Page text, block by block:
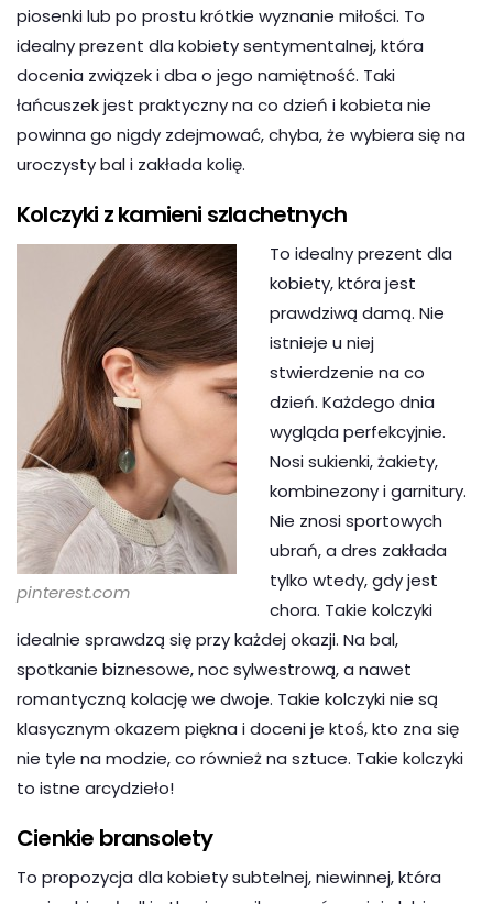
piosenki lub po prostu krótkie wyznanie miłości. To
idealny prezent dla kobiety sentymentalnej, która
docenia związek i dba o jego namiętność. Taki
łańcuszek jest praktyczny na co dzień i kobieta nie
powinna go nigdy zdejmować, chyba, że wybiera się na
uroczysty bal i zakłada kolię.
Kolczyki z kamieni szlachetnych
pinterest.com
To idealny prezent dla
kobiety, która jest
prawdziwą damą. Nie
istnieje u niej
stwierdzenie na co
dzień. Każdego dnia
wygląda perfekcyjnie.
Nosi sukienki, żakiety,
kombinezony i garnitury.
Nie znosi sportowych
ubrań, a dres zakłada
tylko wtedy, gdy jest
chora. Takie kolczyki
idealnie sprawdzą się przy każdej okazji. Na bal,
spotkanie biznesowe, noc sylwestrową, a nawet
romantyczną kolację we dwoje. Takie kolczyki nie są
klasycznym okazem piękna i doceni je ktoś, kto zna się
nie tyle na modzie, co również na sztuce. Takie kolczyki
to istne arcydzieło!
Cienkie bransolety
To propozycja dla kobiety subtelnej, niewinnej, która